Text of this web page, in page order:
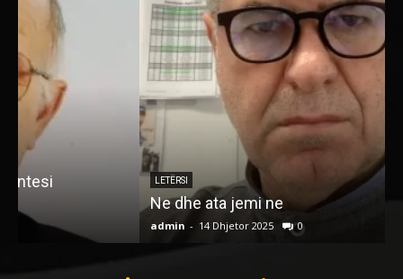
LETËRSI
Ne dhe ata jemi ne
admin 14 Dhjetor 2025 0